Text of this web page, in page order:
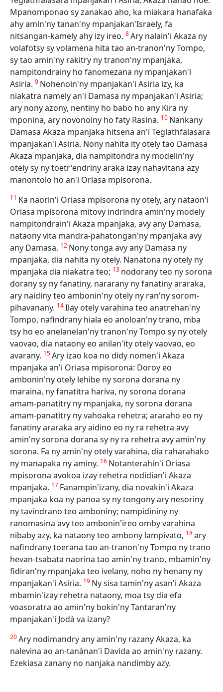
Mpanomponao sy zanakao aho, ka miakara hanafaka
ahy amin'ny tanan'ny mpanjakan'Israely, fa
nitsangan-kamely ahy izy ireo. 8Ary nalain'i Akaza ny
volafotsy sy volamena hita tao an-tranon'ny Tompo,
sy tao amin'ny rakitry ny tranon'ny mpanjaka,
nampitondrainy ho fanomezana ny mpanjakan'i
Asiria. 9 Nohenoin'ny mpanjakan'i Asiria izy, ka
niakatra namely an'i Damasa ny mpanjakan'i Asiria;
ary nony azony, nentiny ho babo ho any Kira ny
mponina, ary novonoiny ho faty Rasina. 10 Nankany
Damasa Akaza mpanjaka hitsena an'i Teglathfalasara
mpanjakan'i Asiria. Nony nahita ity otely tao Damasa
Akaza mpanjaka, dia nampitondra ny modelin'ny
otely sy ny toetr'endriny araka izay nahavitana azy
manontolo ho an'i Oriasa mpisorona.
11 Ka naorin'i Oriasa mpisorona ny otely, ary nataon'i
Oriasa mpisorona mitovy indrindra amin'ny modely
nampitondrain'i Akaza mpanjaka, avy any Damasa,
nataony vita mandra-pahatongan'ny mpanjaka avy
any Damasa. 12 Nony tonga avy any Damasa ny
mpanjaka, dia nahita ny otely. Nanatona ny otely ny
mpanjaka dia niakatra teo; 13 nodorany teo ny sorona
dorany sy ny fanatiny, nararany ny fanatiny araraka,
ary naidiny teo ambonin'ny otely ny ran'ny sorom-
pihavanany. 14Ilay otely varahina teo anatrehan'ny
Tompo, nafindrany hiala eo anoloan'ny trano, mba
tsy ho eo anelanelan'ny tranon'ny Tompo sy ny otely
vaovao, dia nataony eo anilan'ity otely vaovao, eo
avarany. 15Ary izao koa no didy nomen'i Akaza
mpanjaka an'i Oriasa mpisorona: Doroy eo
ambonin'ny otely lehibe ny sorona dorana ny
maraina, ny fanatitra hariva, ny sorona dorana
amam-panatitry ny mpanjaka, ny sorona dorana
amam-panatitry ny vahoaka rehetra; araraho eo ny
fanatiny araraka ary aidino eo ny ra rehetra avy
amin'ny sorona dorana sy ny ra rehetra avy amin'ny
sorona. Fa ny amin'ny otely varahina, dia raharahako
ny manapaka ny aminy. 16 Notanterahin'i Oriasa
mpisorona avokoa izay rehetra nodidian'i Akaza
mpanjaka. 17 Fanampin'izany, dia novakin'i Akaza
mpanjaka koa ny panoa sy ny tongony ary nesoriny
ny tavindrano teo amboniny; nampidininy ny
ranomasina avy teo ambonin'ireo omby varahina
nibaby azy, ka nataony teo ambony lampivato, 18ary
nafindrany toerana tao an-tranon'ny Tompo ny trano
hevan-tsabata naorina tao amin'ny trano, mbamin'ny
fidiran'ny mpanjaka teo ivelany, noho ny henany ny
mpanjakan'i Asiria. 19 Ny sisa tamin'ny asan'i Akaza
mbamin'izay rehetra nataony, moa tsy dia efa
voasoratra ao amin'ny bokin'ny Tantaran'ny
mpanjakan'i Jodà va izany?
20Ary nodimandry any amin'ny razany Akaza, ka
nalevina ao an-tanànan'i Davida ao amin'ny razany.
Ezekiasa zanany no nanjaka nandimby azy.